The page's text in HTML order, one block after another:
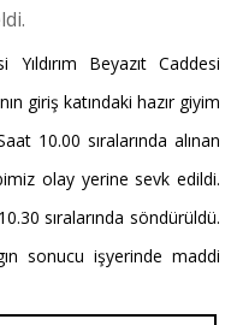
Beyazıt Caddesi
giriş katındaki hazır giyim
10.00 sıralarında alınan
olay yerine sevk edildi.
sıralarında söndürüldü.
sonucu işyerinde maddi